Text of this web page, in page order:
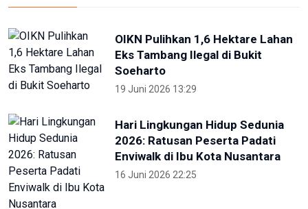
OIKN Pulihkan 1,6 Hektare Lahan
Eks Tambang Ilegal di Bukit
Soeharto
19 Juni 2026 13:29
Hari Lingkungan Hidup Sedunia
2026: Ratusan Peserta Padati
Enviwalk di Ibu Kota Nusantara
16 Juni 2026 22:25